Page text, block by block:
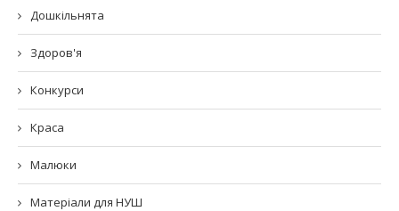
Дошкільнята
Здоров'я
Конкурси
Краса
Малюки
Матеріали для НУШ